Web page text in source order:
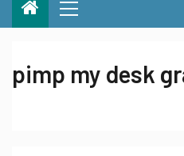
pimp my desk